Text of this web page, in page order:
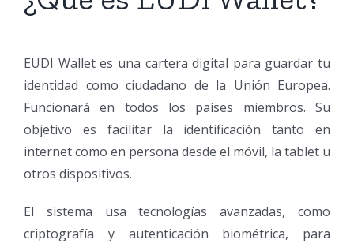
EUDI Wallet es una cartera digital para guardar tu
identidad como ciudadano de la Unión Europea.
Funcionará en todos los países miembros. Su
objetivo es facilitar la identificación tanto en
internet como en persona desde el móvil, la tablet u
otros dispositivos.
El sistema usa tecnologías avanzadas, como
criptografía y autenticación biométrica, para